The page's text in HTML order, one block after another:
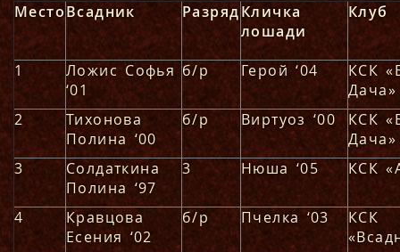
МестоВсадник РазрядКличка
лошади
Клуб
1
Ложис Софья
‘01
б/р Герой ‘04
КСК
Дача»
2
Тихонова
Полина ‘00
б/р Виртуоз ‘00
КСК
Дача»
3
Солдаткина
Полина ‘97
3 Нюша ‘05 КСК
4
Кравцова
Есения ‘02
б/р Пчелка ‘03
КСК